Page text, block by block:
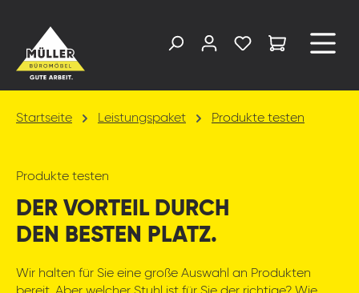
Startseite Leistungspaket Produkte testen
Produkte testen
DER VORTEIL DURCH
DEN BESTEN PLATZ.
Wir halten für Sie eine große Auswahl an Produkten